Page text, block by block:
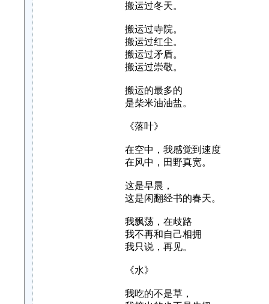
搬运过冬天。
搬运过寺院。
搬运过红尘。
搬运过矛盾。
搬运过崇敬。
搬运的最多的
是柴米油油盐。
《落叶》
在空中，我感觉到速度
在风中，田野真宽。
这是早晨，
这是闲翻经书的春天。
我飘荡，在歧路
我不再和自己相拥
我只说，再见。
《水》
我吃的不是草，